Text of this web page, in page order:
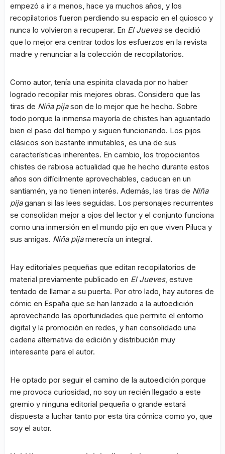
empezó a ir a menos, hace ya muchos años, y los
recopilatorios fueron perdiendo su espacio en el quiosco y
nunca lo volvieron a recuperar. En El Juevesse decidió
que lo mejor era centrar todos los esfuerzos en la revista
madre y renunciar a la colección de recopilatorios.
Como autor, tenía una espinita clavada por no haber
logrado recopilar mis mejores obras. Considero que las
tiras de Niña pijason de lo mejor que he hecho. Sobre
todo porque la inmensa mayoría de chistes han aguantado
bien el paso del tiempo y siguen funcionando. Los pijos
clásicos son bastante inmutables, es una de sus
características inherentes. En cambio, los tropocientos
chistes de rabiosa actualidad que he hecho durante estos
años son difícilmente aprovechables, caducan en un
santiamén, ya no tienen interés. Además, las tiras de Niña
pijaganan si las lees seguidas. Los personajes recurrentes
se consolidan mejor a ojos del lector y el conjunto funciona
como una inmersión en el mundo pijo en que viven Piluca y
sus amigas. Niña pijamerecía un integral.
Hay editoriales pequeñas que editan recopilatorios de
material previamente publicado en El Jueves, estuve
tentado de llamar a su puerta. Por otro lado, hay autores de
cómic en España que se han lanzado a la autoedición
aprovechando las oportunidades que permite el entorno
digital y la promoción en redes, y han consolidado una
cadena alternativa de edición y distribución muy
interesante para el autor.
He optado por seguir el camino de la autoedición porque
me provoca curiosidad, no soy un recién llegado a este
gremio y ninguna editorial pequeña o grande estará
dispuesta a luchar tanto por esta tira cómica como yo, que
soy el autor.